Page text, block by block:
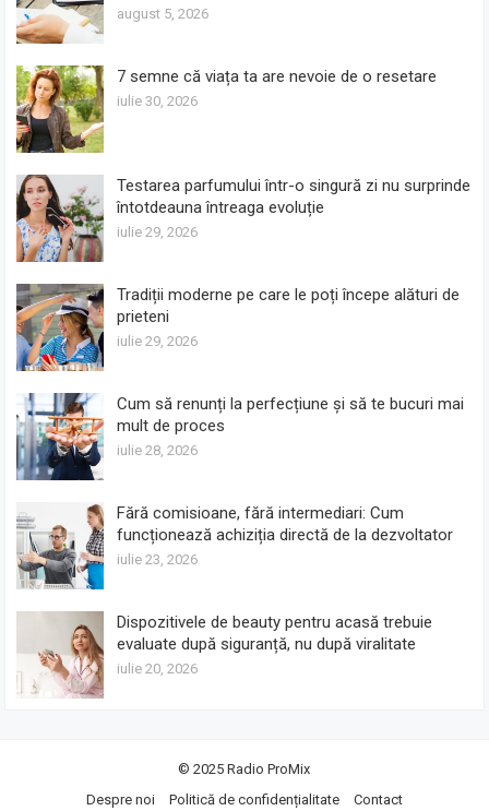
august 5, 2026
7 semne că viața ta are nevoie de o resetare
iulie 30, 2026
Testarea parfumului într-o singură zi nu surprinde
întotdeauna întreaga evoluție
iulie 29, 2026
Tradiții moderne pe care le poți începe alături de
prieteni
iulie 29, 2026
Cum să renunți la perfecțiune și să te bucuri mai
mult de proces
iulie 28, 2026
Fără comisioane, fără intermediari: Cum
funcționează achiziția directă de la dezvoltator
iulie 23, 2026
Dispozitivele de beauty pentru acasă trebuie
evaluate după siguranță, nu după viralitate
iulie 20, 2026
© 2025Radio ProMix
Despre noi
Politică de confidențialitate Contact